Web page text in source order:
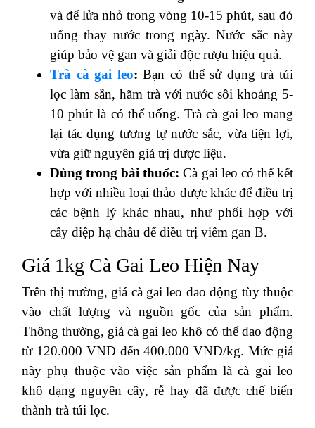
và để lửa nhỏ trong vòng 10-15 phút, sau đó
uống thay nước trong ngày. Nước sắc này
giúp bảo vệ gan và giải độc rượu hiệu quả.
Trà cà gai leo: Bạn có thể sử dụng trà túi
lọc làm sẵn, hãm trà với nước sôi khoảng 5-
10 phút là có thể uống. Trà cà gai leo mang
lại tác dụng tương tự nước sắc, vừa tiện lợi,
vừa giữ nguyên giá trị dược liệu.
Dùng trong bài thuốc: Cà gai leo có thể kết
hợp với nhiều loại thảo dược khác để điều trị
các bệnh lý khác nhau, như phối hợp với
cây diệp hạ châu để điều trị viêm gan B.
Giá 1kg Cà Gai Leo Hiện Nay
Trên thị trường, giá cà gai leo dao động tùy thuộc
vào chất lượng và nguồn gốc của sản phẩm.
Thông thường, giá cà gai leo khô có thể dao động
từ 120.000 VNĐ đến 400.000 VNĐ/kg. Mức giá
này phụ thuộc vào việc sản phẩm là cà gai leo
khô dạng nguyên cây, rễ hay đã được chế biến
thành trà túi lọc.